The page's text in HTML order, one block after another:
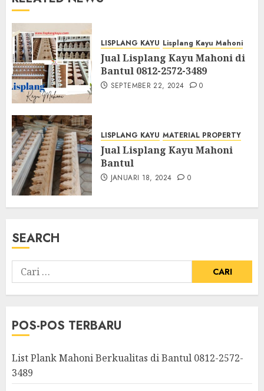
LISPLANG KAYU Lisplang Kayu Mahoni
Jual Lisplang Kayu Mahoni di
Bantul 0812-2572-3489
SEPTEMBER 22, 2024 0
LISPLANG KAYU MATERIAL PROPERTY
Jual Lisplang Kayu Mahoni
Bantul
JANUARI 18, 2024 0
SEARCH
POS-POS TERBARU
List Plank Mahoni Berkualitas di Bantul 0812-2572-
3489